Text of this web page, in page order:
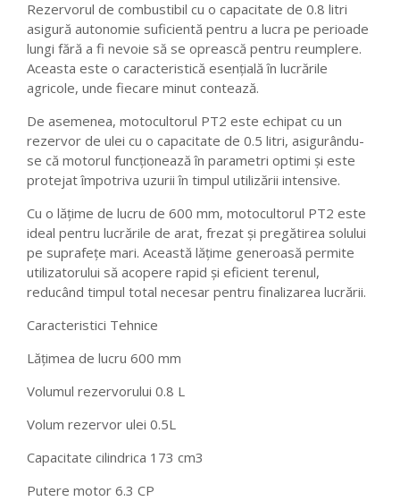
Rezervorul de combustibil cu o capacitate de 0.8 litri
asigură autonomie suficientă pentru a lucra pe perioade
lungi fără a fi nevoie să se oprească pentru reumplere.
Aceasta este o caracteristică esențială în lucrările
agricole, unde fiecare minut contează.
De asemenea, motocultorul PT2 este echipat cu un
rezervor de ulei cu o capacitate de 0.5 litri, asigurându-
se că motorul funcționează în parametri optimi și este
protejat împotriva uzurii în timpul utilizării intensive.
Cu o lățime de lucru de 600 mm, motocultorul PT2 este
ideal pentru lucrările de arat, frezat și pregătirea solului
pe suprafețe mari. Această lățime generoasă permite
utilizatorului să acopere rapid și eficient terenul,
reducând timpul total necesar pentru finalizarea lucrării.
Caracteristici Tehnice
Lățimea de lucru 600 mm
Volumul rezervorului 0.8 L
Volum rezervor ulei 0.5L
Capacitate cilindrica 173 cm3
Putere motor 6.3 CP